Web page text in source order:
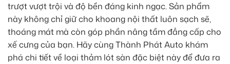
trượt vượt trội và độ bền đáng kinh ngạc. Sản phẩm
này không chỉ giữ cho khoang nội thất luôn sạch sẽ,
thoáng mát mà còn góp phần nâng tầm đẳng cấp cho
xế cưng của bạn. Hãy cùng Thành Phát Auto khám
phá chi tiết về loại thảm lót sàn đặc biệt này để đưa ra